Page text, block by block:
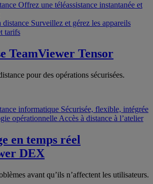
Offrez une téléassistance instantanée et
distance Surveillez et gérez les appareils
tarifs
TeamViewer Tensor
pour des opérations sécurisées.
informatique Sécurisée, flexible, intégrée
opérationnelle Accès à distance à l’atelier
en temps réel
DEX
avant qu’ils n’affectent les utilisateurs.